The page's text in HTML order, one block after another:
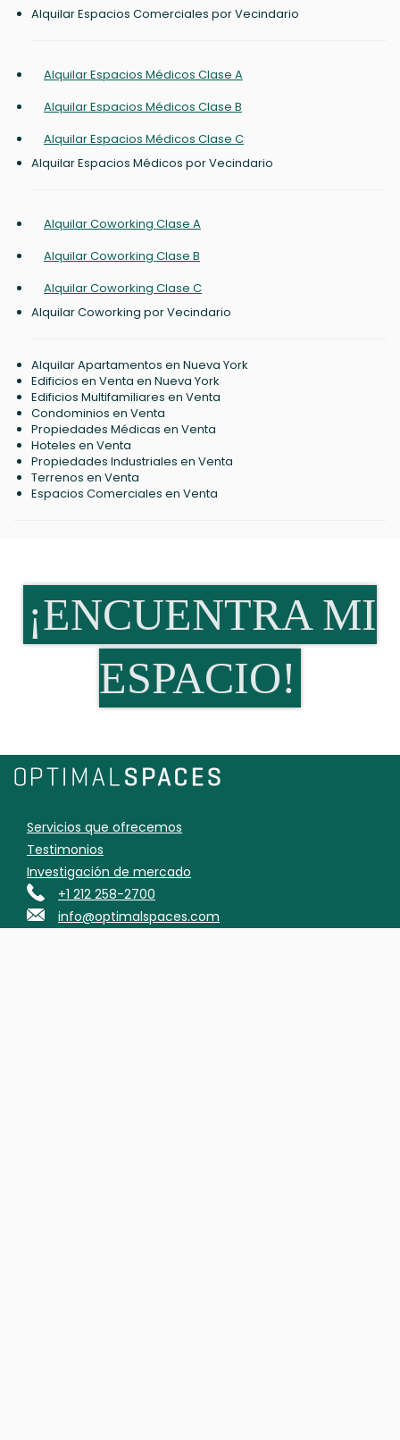
Alquilar Espacios Comerciales por Vecindario
Alquilar Espacios Médicos Clase A
Alquilar Espacios Médicos Clase B
Alquilar Espacios Médicos Clase C
Alquilar Espacios Médicos por Vecindario
Alquilar Coworking Clase A
Alquilar Coworking Clase B
Alquilar Coworking Clase C
Alquilar Coworking por Vecindario
Alquilar Apartamentos en Nueva York
Edificios en Venta en Nueva York
Edificios Multifamiliares en Venta
Condominios en Venta
Propiedades Médicas en Venta
Hoteles en Venta
Propiedades Industriales en Venta
Terrenos en Venta
Espacios Comerciales en Venta
¡ENCUENTRA MI
ESPACIO!
Servicios que ofrecemos
Testimonios
Investigación de mercado
+1 212 258-2700
info@optimalspaces.com